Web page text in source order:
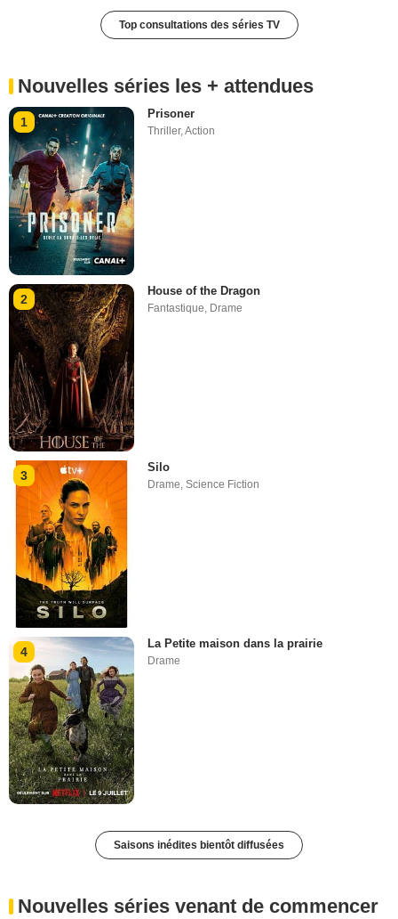
Top consultations des séries TV
Nouvelles séries les + attendues
1
Prisoner
Thriller,Action
2
House of the Dragon
Fantastique Drame
3
Silo
Drame,Science Fiction
4
La Petite maison dans la prairie
Drame
Saisons inédites bientôt diffusées
Nouvelles séries venant de commencer